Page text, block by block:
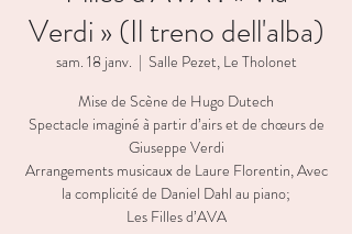
Verdi » (Il treno dell'alba)
sam. 18 janv.
  |
Salle Pezet, Le Tholonet
Mise de Scène de Hugo Dutech
Spectacle imaginé à partir d’airs et de chœurs de
Giuseppe Verdi
Arrangements musicaux de Laure Florentin, Avec
la complicité de Daniel Dahl au piano;
Les Filles d’AVA